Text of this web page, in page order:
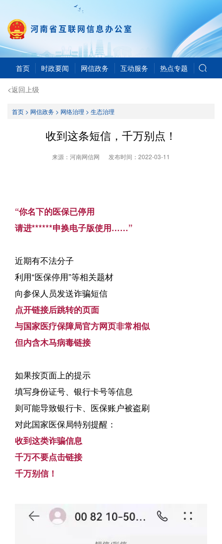
首页 时政要闻 网信政务 互动服务 热点专题
<返回上级
首页> 网信政务> 网络治理 > 生态治理
收到这条短信，千万别点！
来源：河南网信网 发布时间： 2022-03-11
“你名下的医保已停用
请进******申换电子版使用……”
近期有不法分子
利用“医保停用”等相关题材
向参保人员发送诈骗短信
点开链接后跳转的页面
与国家医疗保障局官方网页非常相似
但内含木马病毒链接
如果按页面上的提示
填写身份证号、银行卡号等信息
则可能导致银行卡、医保账户被盗刷
对此国家医保局特别提醒：
收到这类诈骗信息
千万不要点击链接
千万别信！